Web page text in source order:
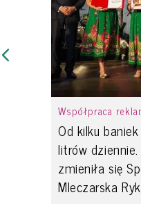
Współpraca
Od kilku
litrów
zmieniła się
Mleczarska